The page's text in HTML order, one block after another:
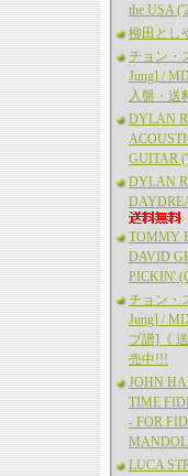
the USA
柳田とし
チョン・
Jung] /
入盤・送
DYLAN
GUITAR
DYLAN
TOMMY
DAVID
PICKIN'
チョン・
Jung] /
ブ譜]《
売中!!!
JOHN
TIME
- FOR
LUCA